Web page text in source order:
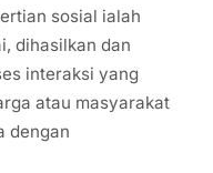
sosial ialah
dihasilkan dan
interaksi yang
atau masyarakat
dengan